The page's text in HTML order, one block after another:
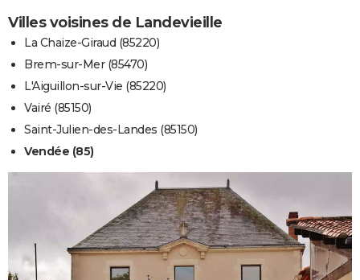
Villes voisines de Landevieille
La Chaize-Giraud (85220)
Brem-sur-Mer (85470)
L'Aiguillon-sur-Vie (85220)
Vairé (85150)
Saint-Julien-des-Landes (85150)
Vendée (85)